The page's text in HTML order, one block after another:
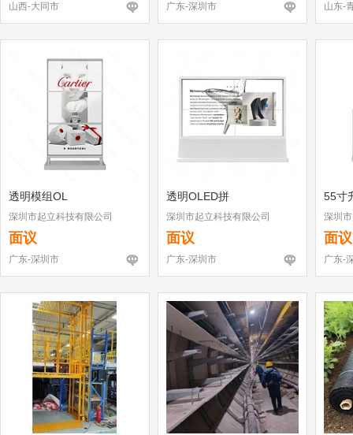
山西-大同市
广东-深圳市 山东-
透明模组OL
深圳市起立科技有限公司
面议
广东-深圳市
透明OLED拼
深圳市起立科技有限公司
面议
广东-深圳市
55寸
深圳
面议
广东-